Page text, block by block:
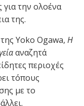
για την ολοένα
της.
Yoko Ogawa, Η
αναζητά
περιοχές
τόπους
με το